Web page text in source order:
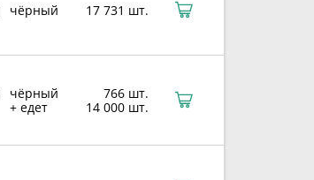
чёрный 17 731 шт.
чёрный
766 шт.
+ едет
14 000 шт.